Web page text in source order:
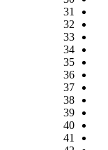
31
32
33
34
35
36
37
38
39
40
41